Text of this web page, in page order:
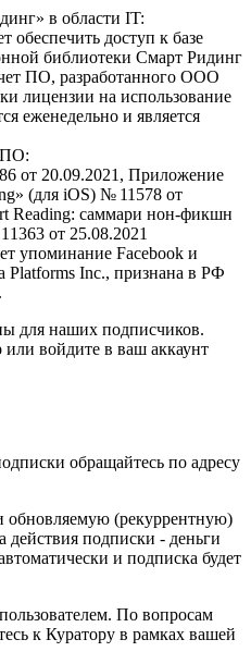
в области IT:
обеспечить доступ к базе
библиотеки Смарт Ридинг
ПО, разработанного ООО
лицензии на использование
еженедельно и является
от 20.09.2021, Приложение
(для iOS) № 11578 от
Reading: саммари нон-фикшн
от 25.08.2021
упоминание Facebook и
Inc., признана в РФ
для наших подписчиков.
или войдите в ваш аккаунт
обращайтесь по адресу
обновляемую (рекуррентную)
подписки - деньги
и подписка будет
По вопросам
к Куратору в рамках вашей